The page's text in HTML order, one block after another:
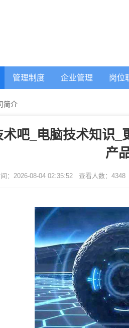
管理制度 企业管理 岗位
简介
吧_电脑技术知识
产
：2026-08-04 02:35:52 查看人数： 4348